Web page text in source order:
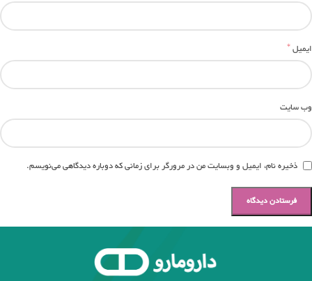
ایمیل*
وب‌ سایت
ذخیره نام، ایمیل و وبسایت من در مرورگر برای زمانی که دوباره دیدگاهی می‌نویسم.